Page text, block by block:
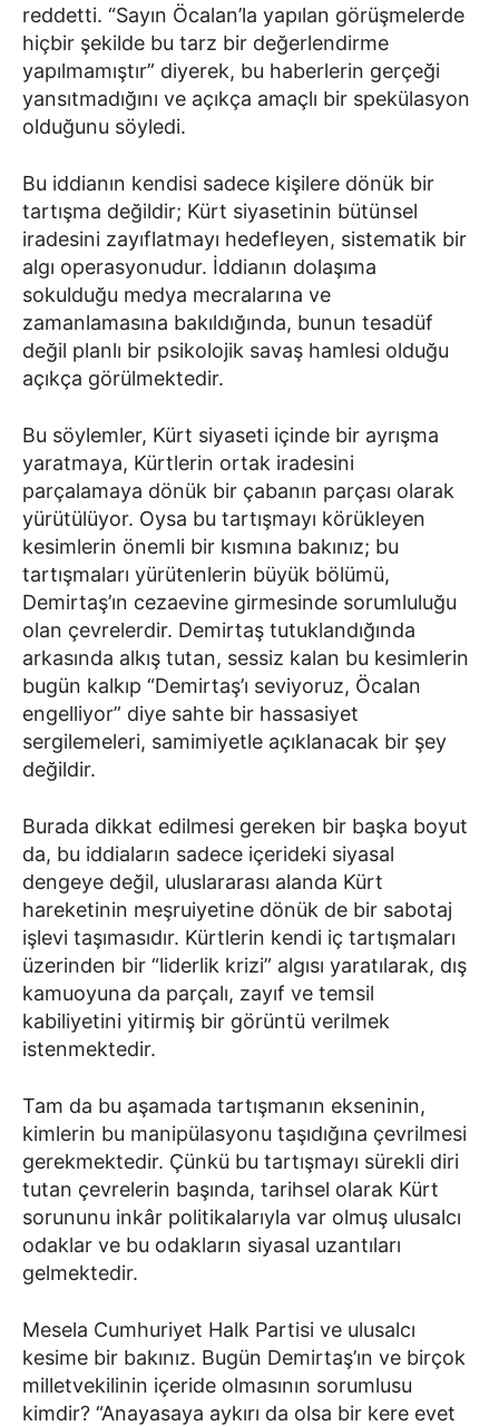
reddetti. “Sayın Öcalan’la yapılan görüşmelerde
hiçbir şekilde bu tarz bir değerlendirme
yapılmamıştır” diyerek, bu haberlerin gerçeği
yansıtmadığını ve açıkça amaçlı bir spekülasyon
olduğunu söyledi.
Bu iddianın kendisi sadece kişilere dönük bir
tartışma değildir; Kürt siyasetinin bütünsel
iradesini zayıflatmayı hedefleyen, sistematik bir
algı operasyonudur. İddianın dolaşıma
sokulduğu medya mecralarına ve
zamanlamasına bakıldığında, bunun tesadüf
değil planlı bir psikolojik savaş hamlesi olduğu
açıkça görülmektedir.
Bu söylemler, Kürt siyaseti içinde bir ayrışma
yaratmaya, Kürtlerin ortak iradesini
parçalamaya dönük bir çabanın parçası olarak
yürütülüyor. Oysa bu tartışmayı körükleyen
kesimlerin önemli bir kısmına bakınız; bu
tartışmaları yürütenlerin büyük bölümü,
Demirtaş’ın cezaevine girmesinde sorumluluğu
olan çevrelerdir. Demirtaş tutuklandığında
arkasında alkış tutan, sessiz kalan bu kesimlerin
bugün kalkıp “Demirtaş’ı seviyoruz, Öcalan
engelliyor” diye sahte bir hassasiyet
sergilemeleri, samimiyetle açıklanacak bir şey
değildir.
Burada dikkat edilmesi gereken bir başka boyut
da, bu iddiaların sadece içerideki siyasal
dengeye değil, uluslararası alanda Kürt
hareketinin meşruiyetine dönük de bir sabotaj
işlevi taşımasıdır. Kürtlerin kendi iç tartışmaları
üzerinden bir “liderlik krizi” algısı yaratılarak, dış
kamuoyuna da parçalı, zayıf ve temsil
kabiliyetini yitirmiş bir görüntü verilmek
istenmektedir.
Tam da bu aşamada tartışmanın ekseninin,
kimlerin bu manipülasyonu taşıdığına çevrilmesi
gerekmektedir. Çünkü bu tartışmayı sürekli diri
tutan çevrelerin başında, tarihsel olarak Kürt
sorununu inkâr politikalarıyla var olmuş ulusalcı
odaklar ve bu odakların siyasal uzantıları
gelmektedir.
Mesela Cumhuriyet Halk Partisi ve ulusalcı
kesime bir bakınız. Bugün Demirtaş’ın ve birçok
milletvekilinin içeride olmasının sorumlusu
kimdir? “Anayasaya aykırı da olsa bir kere evet